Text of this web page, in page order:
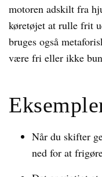
motoren adskilt fra
køretøjet at rulle frit
bruges også
være fri eller ikke
Når du skifter
ned for at